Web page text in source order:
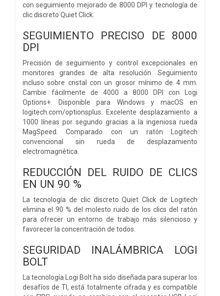
con seguimiento mejorado de 8000 DPI y tecnología de
clic discreto Quiet Click.
SEGUIMIENTO PRECISO DE 8000
DPI
Precisión de seguimiento y control excepcionales en
monitores grandes de alta resolución. Seguimiento
incluso sobre cristal con un grosor mínimo de 4 mm.
Cambie fácilmente de 4000 a 8000 DPI con Logi
Options+. Disponible para Windows y macOS en
logitech.com/optionsplus. Excelente desplazamiento a
1000 líneas por segundo gracias a la ingeniosa rueda
MagSpeed. Comparado con un ratón Logitech
convencional sin rueda de desplazamiento
electromagnética.
REDUCCIÓN DEL RUIDO DE CLICS
EN UN 90 %
La tecnología de clic discreto Quiet Click de Logitech
elimina el 90 % del molesto ruido de los clics del ratón
para ofrecer un entorno de trabajo más silencioso y
favorecer la concentración de todos.
SEGURIDAD INALÁMBRICA LOGI
BOLT
La tecnología Logi Bolt ha sido diseñada para superar los
desafíos de TI, está totalmente cifrada y es compatible